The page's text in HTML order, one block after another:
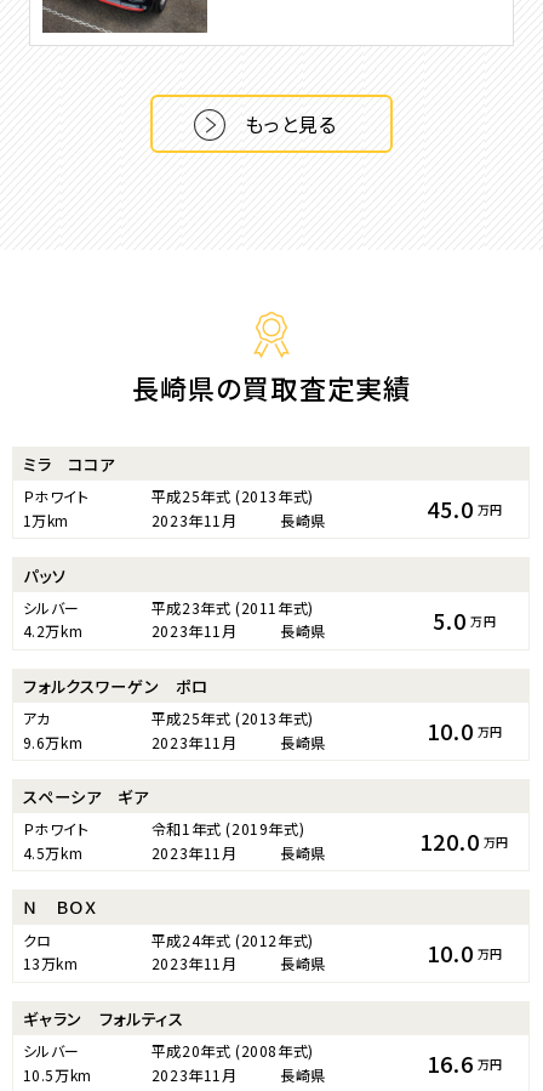
もっと見る
長崎県の買取査定実績
ミラ ココア
Ｐホワイト 平成25年式 (2013年式)
1万km
2023年11月 長崎県 45.0 万円
パッソ
シルバー 平成23年式 (2011年式)
4.2万km
2023年11月 長崎県 5.0 万円
フォルクスワーゲン ポロ
アカ 平成25年式 (2013年式)
9.6万km
2023年11月 長崎県 10.0 万円
スペーシア ギア
Ｐホワイト 令和1年式 (2019年式)
4.5万km
2023年11月 長崎県 120.0 万円
Ｎ ＢＯＸ
クロ 平成24年式 (2012年式)
13万km
2023年11月 長崎県 10.0 万円
ギャラン フォルティス
シルバー 平成20年式 (2008年式)
10.5万km
2023年11月 長崎県 16.6 万円